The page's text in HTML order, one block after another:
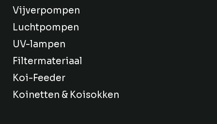
Vijverpompen
Luchtpompen
UV-lampen
Filtermateriaal
Koi-Feeder
Koinetten & Koisokken